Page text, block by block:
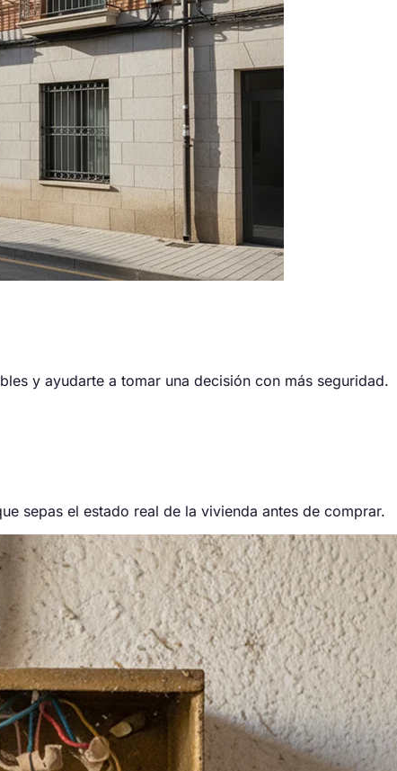
y ayudarte a tomar una decisión con más seguridad.
sepas el estado real de la vivienda antes de comprar.